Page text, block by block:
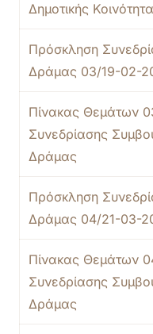
Δημοτικής
Πρόσκληση
Δράμας 03/19-02-
Πίνακας Θεμάτων
Συνεδρίασης
Δράμας
Πρόσκληση
Δράμας 04/21-03-
Πίνακας Θεμάτων
Συνεδρίασης
Δράμας